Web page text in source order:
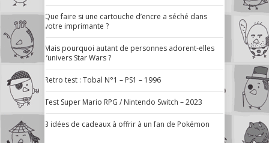
Que faire si une cartouche d’encre a séché dans
votre imprimante ?
Mais pourquoi autant de personnes adorent-elles
l’univers Star Wars ?
Retro test : Tobal N°1 – PS1 – 1996
Test Super Mario RPG / Nintendo Switch – 2023
3 idées de cadeaux à offrir à un fan de Pokémon